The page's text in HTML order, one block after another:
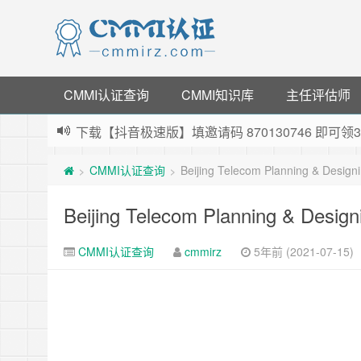
CMMI认证查询 CMMI知识库
主任评估师
下载【抖音极速版】填邀请码 870130746 即可
指定云产品最高¥2000元代金券（限新用户） ，
老薛主机-优质海外主机服务商，猛戳抢购，推荐
> CMMI认证查询 > Beijing Telecom Planning &
Beijing Telecom Planning &
CMMI认证查询 cmmirz 5年前 (2021-07-15)